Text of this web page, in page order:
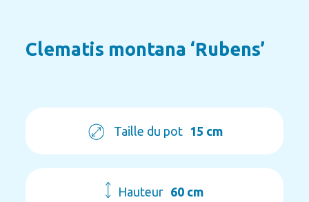
Clematis montana ‘Rubens’
Taille du pot 15 cm
Hauteur 60 cm